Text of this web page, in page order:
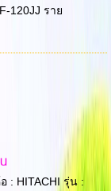
120JJ ราย
: HITACHI รุ่น :